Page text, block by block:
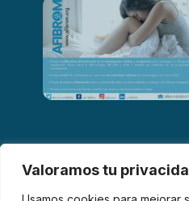
Valoramos tu